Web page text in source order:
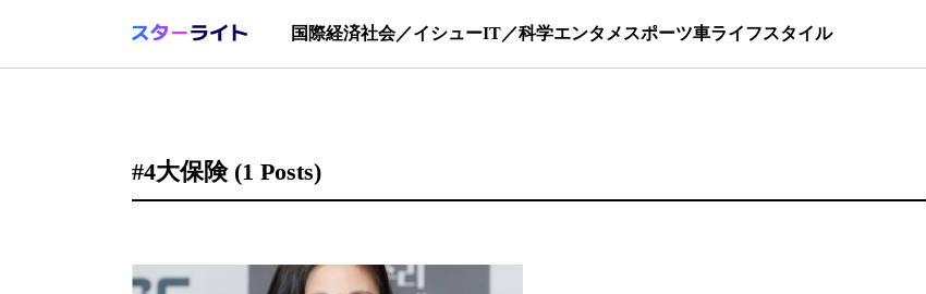
国際経済社会／イシューIT／科学エンタメ スポーツ車ライフスタイル
#4大保険 (1 Posts)